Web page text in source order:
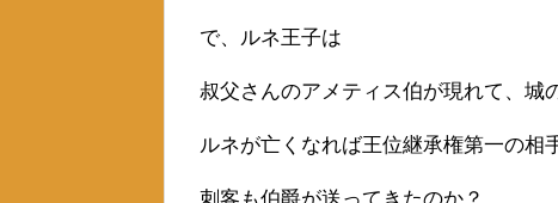
で、ルネ王子は
叔父さんのアメティス伯が現れて、城
ルネが亡くなれば王位継承権第一の相